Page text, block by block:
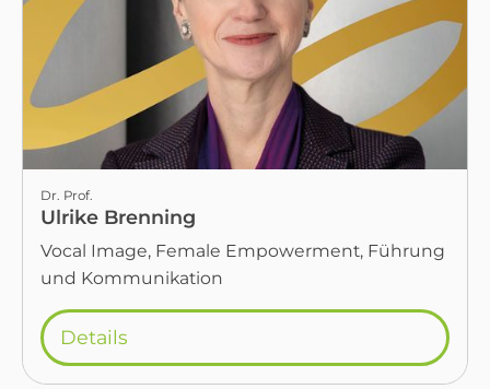
Dr. Prof.
Ulrike Brenning
Vocal Image, Female Empowerment, Führung
und Kommunikation
Details